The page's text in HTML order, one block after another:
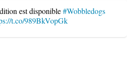
est disponible#Wobbledogs
t.co/989BkVopGk